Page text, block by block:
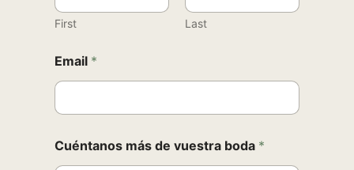
First Last
Email *
Cuéntanos más de vuestra boda *